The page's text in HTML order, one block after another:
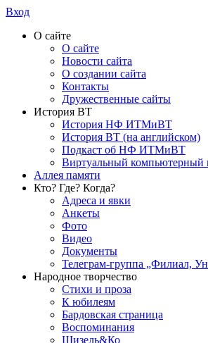
Вход
О сайте
О сайте
Новости сайта
О создании сайта
Контакты
Дружественные сайты
История ВТ
История НФ ИТМиВТ
История ВТ (на английском)
Подкаст об НФ ИТМиВТ
Виртуальный компьютерный
Аллея памяти
Кто? Где? Когда?
Адреса и явки
Анкеты
Фото
Видео
Документы
Телеграм-группа „Филиал,
Народное творчество
Стихи и проза
К юбилеям
Бардовская страница
Воспоминания
Шизель&Ко